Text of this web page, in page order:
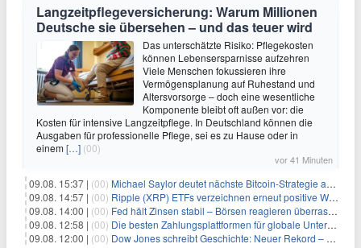
Langzeitpflegeversicherung: Warum Millionen
Deutsche sie übersehen – und das teuer wird
Das unterschätzte Risiko: Pflegekosten
können Lebensersparnisse aufzehren
Viele Menschen fokussieren ihre
Vermögensplanung auf Ruhestand und
Altersvorsorge – doch eine wesentliche
Komponente bleibt oft außen vor: die
Kosten für intensive Langzeitpflege. In Deutschland können die
Ausgaben für professionelle Pflege, sei es zu Hause oder in
einem[…] (00)
vor 41 Minuten
09.08. 15:37 | (00) Michael Saylor deutet nächste Bitcoin-Strategie an: Analysten erwarten weiteren Verkauf
09.08. 14:57 | (00) Ripple (XRP) ETFs verzeichnen erneut positive Woche, doch neue Bedenken tauchen auf
09.08. 14:00 | (00) Fed hält Zinsen stabil – Börsen reagieren überraschend volatil
09.08. 12:58 | (00) Die besten Zahlungsplattformen für globale Unternehmen im Jahr 2026
09.08. 12:00 | (00) Dow Jones schreibt Geschichte: Neuer Rekord – und Amazon knackt die nächste Billionen-Marke